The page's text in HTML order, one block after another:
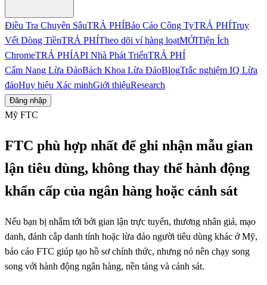
Điều Tra Chuyên SâuTRẢ PHÍBáo Cáo Công TyTRẢ PHÍTruy
Vết Dòng TiềnTRẢ PHÍTheo dõi ví hàng loạtMỚITiện Ích
ChromeTRẢ PHÍAPI Nhà Phát TriểnTRẢ PHÍ
Cẩm Nang Lừa ĐảoBách Khoa Lừa ĐảoBlogTrắc nghiệm IQ Lừa
đảoHuy hiệu Xác minhGiới thiệuResearch
Đăng nhập
Mỹ FTC
FTC phù hợp nhất để ghi nhận mẫu gian
lận tiêu dùng, không thay thế hành động
khẩn cấp của ngân hàng hoặc cảnh sát
Nếu bạn bị nhắm tới bởi gian lận trực tuyến, thương nhân giả, mạo
danh, đánh cắp danh tính hoặc lừa đảo người tiêu dùng khác ở Mỹ,
báo cáo FTC giúp tạo hồ sơ chính thức, nhưng nó nên chạy song
song với hành động ngân hàng, nền tảng và cảnh sát.